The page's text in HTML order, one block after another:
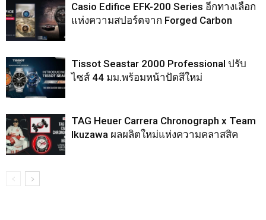
Casio Edifice EFK-200 Series อีกทางเลือก
แห่งความสปอร์ตจาก Forged Carbon
Tissot Seastar 2000 Professional ปรับ
ไซส์ 44 มม.พร้อมหน้าปัดสีใหม่
TAG Heuer Carrera Chronograph x Team
Ikuzawa ผลผลิตใหม่แห่งความคลาสสิค